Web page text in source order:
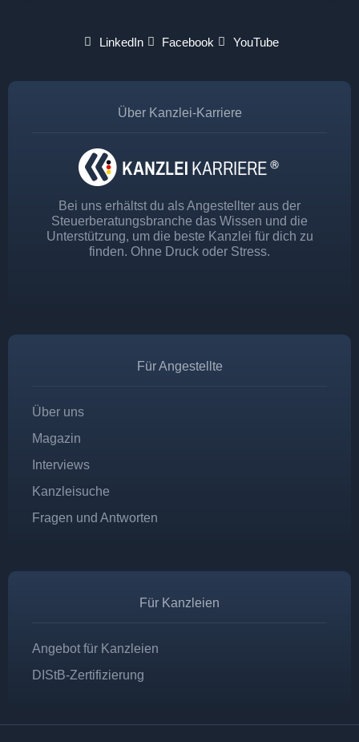
LinkedIn Facebook YouTube
Über Kanzlei-Karriere
Bei uns erhältst du als Angestellter aus der
Steuerberatungsbranche das Wissen und die
Unterstützung, um die beste Kanzlei für dich zu
finden. Ohne Druck oder Stress.
Für Angestellte
Über uns
Magazin
Interviews
Kanzleisuche
Fragen und Antworten
Für Kanzleien
Angebot für Kanzleien
DIStB-Zertifizierung